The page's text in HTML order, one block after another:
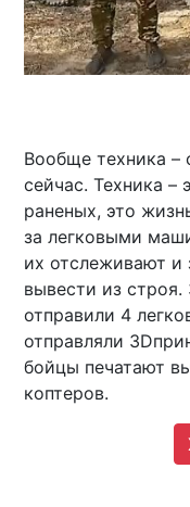
Вообще техника –
сейчас. Техника –
раненых, это
за легковыми
их отслеживают и
вывести из
отправили 4
отправляли
бойцы печатают
коптеров.